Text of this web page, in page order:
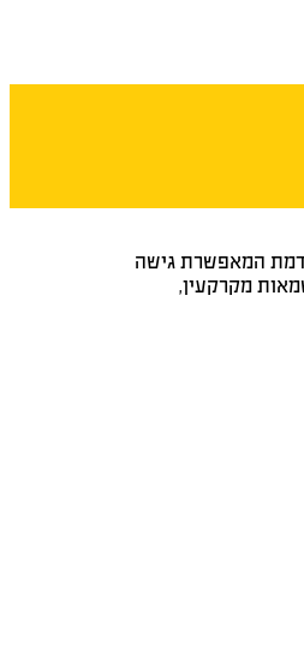
המאפשרת גישה
מקרקעין,